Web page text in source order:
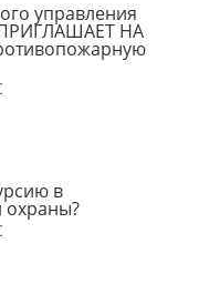
управления
НА
в
охраны?